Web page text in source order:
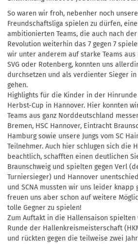
So waren wir froh, nebenher noch
Freundschaftsliga spielen zu dürfen,
ambitionierten Teams, die auch nach
Revolution weiterhin das 7 gegen 7
wir unter anderem auf starke Teams aus
SVG oder Rotenberg, konnten uns
durchsetzen und als verdienter Sieger
gehen.
Highlights für die Kinder in der
Herbst-Cup in Hannover. Hier konnten
Teams aus ganz Norddeutschland
Bremen, HSC Hannover, Eintracht
Hamburg sowie unsere Jungs vom SC
Teilnehmer. Auch hier schlugen sich die
beachtlich, schafften einen deutlichen
Braunschweig und spielten gegen Verl
Turniersieger) und Hannover
und SCNA mussten wir uns leider knapp
freuen uns aber schon auf weitere
tolle Gegner zu spielen!
Zum Auftakt in die Hallensaison
Runde der Hallenkreismeisterschaft
und rückten gegen die teilweise zwei